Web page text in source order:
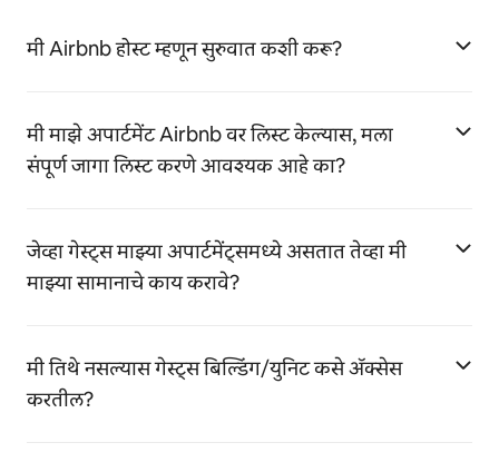
मी Airbnb होस्ट म्हणून सुरुवात कशी करू?
मी माझे अपार्टमेंट Airbnb वर लिस्ट केल्यास, मला
संपूर्ण जागा लिस्ट करणे आवश्यक आहे का?
जेव्हा गेस्ट्स माझ्या अपार्टमेंट्समध्ये असतात तेव्हा मी
माझ्या सामानाचे काय करावे?
मी तिथे नसल्यास गेस्ट्स बिल्डिंग/युनिट कसे ॲक्सेस
करतील?